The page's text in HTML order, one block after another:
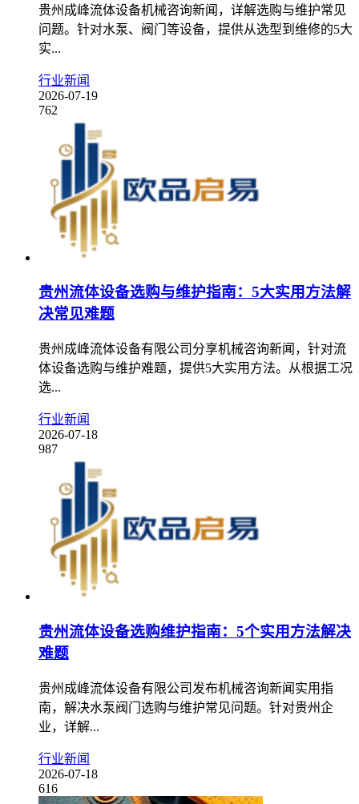
贵州成峰流体设备机械咨询新闻，详解选购与维护常见
问题。针对水泵、阀门等设备，提供从选型到维修的5大
实...
行业新闻
2026-07-19
762
贵州流体设备选购与维护指南：5大实用方法解
决常见难题
贵州成峰流体设备有限公司分享机械咨询新闻，针对流
体设备选购与维护难题，提供5大实用方法。从根据工况
选...
行业新闻
2026-07-18
987
贵州流体设备选购维护指南：5个实用方法解决
难题
贵州成峰流体设备有限公司发布机械咨询新闻实用指
南，解决水泵阀门选购与维护常见问题。针对贵州企
业，详解...
行业新闻
2026-07-18
616